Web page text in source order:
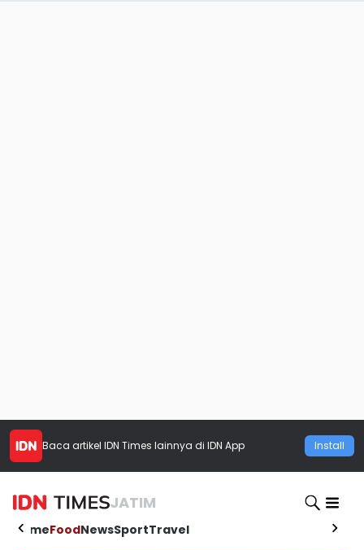
Baca artikel IDN Times lainnya di IDN App Install
JATIM
HomeFoodNewsSportTravel